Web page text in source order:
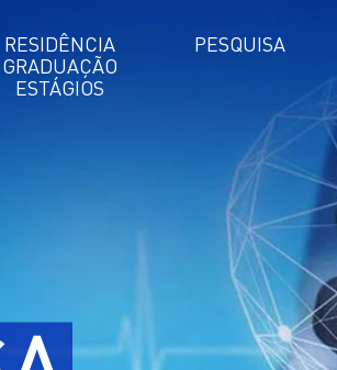
RESIDÊNCIA
GRADUAÇÃO
ESTÁGIOS
PESQUISA